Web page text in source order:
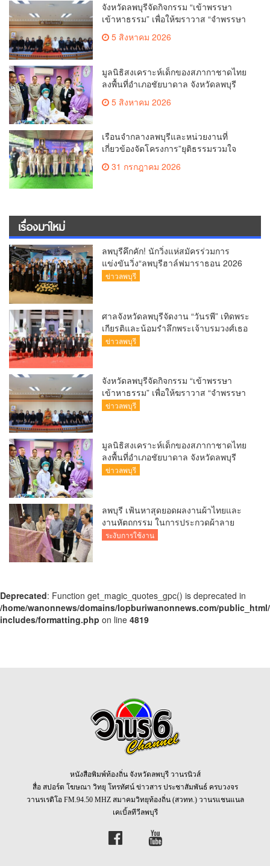
จังหวัดลพบุรีจัดกิจกรรม “เข้าพรรษา
เข้าหาธรรม” เพื่อให้ฆราวาส “จำพรรษา
ทางใจ
5 สิงหาคม 2026
มูลนิธิสงเคราะห์เด็กของสภากาชาดไทย
ลงพื้นที่อำเภอชัยบาดาล จังหวัดลพบุรี
บารมี” บริการทำฟันแก่นักเรียนและ
5 สิงหาคม 2026
เรือนจำกลางลพบุรีและหน่วยงานที่
เกี่ยวข้องจัดโครงการ”ยุติธรรมรวมใจ
สืบสานพระปณิธาน น้อมถวายเจ้าฟ้าฟ้า
พัชรกิติยาภาฯ” ซึ่งอยู่ภายใต้กิจกรรมการ
31 กรกฎาคม 2026
เรื่องมาใหม่
ลพบุรีคึกคัก! นักวิ่งแห่สมัครร่วมการ
แข่งขันวิ่ง“ลพบุรีฮาล์ฟมาราธอน 2026
(Lopburi Half Marathon 2026) เพื่อ
ข่าวลพบุรี
ศาลจังหวัดลพบุรีจัดงาน “วันรพี” เทิดพระ
เกียรติและน้อมรำลึกพระเจ้าบรมวงศ์เธอ
พระองค์รพีพัฒนศักดิ์ กรมหลวงราชบุรี
ข่าวลพบุรี
จังหวัดลพบุรีจัดกิจกรรม “เข้าพรรษา
เข้าหาธรรม” เพื่อให้ฆราวาส “จำพรรษา
ทางใจ
ข่าวลพบุรี
มูลนิธิสงเคราะห์เด็กของสภากาชาดไทย
ลงพื้นที่อำเภอชัยบาดาล จังหวัดลพบุรี
ออกหน่วยทันตกรรม “สุขภาพดีใต้ร่มพระ
ข่าวลพบุรี
ลพบุรี เฟ้นหาสุดยอดผลงานผ้าไทยและ
งานหัตถกรรม ในการประกวดผ้าลาย
พระราชทาน “ผ้าลายขอสมเด็จฯ – เจ้า
ระงับการใช้งาน
Deprecated: Function get_magic_quotes_gpc() is deprecated in
/home/wanonnews/domains/lopburiwanonnews.com/
includes/formatting.php on line 4819
หนังสือพิมพ์ท้องถิ่น จังหวัดลพบุรี วานรนิวส์
สื่อ สปอร์ต โฆษณา วิทยุ โทรทัศน์ ข่าวสาร ประชาสัมพันธ์ ครบวงจร
วานรเรดิโอ FM.94.50 MHZ สมาคมวิทยุท้องถิ่น (สวทท.) วานรแชนแนล
เคเบิ้ลทีวีลพบุรี